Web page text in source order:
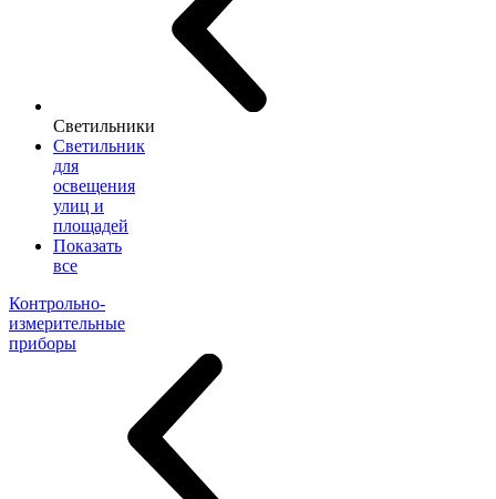
Светильники
Светильник
для
освещения
улиц и
площадей
Показать
все
Контрольно-
измерительные
приборы